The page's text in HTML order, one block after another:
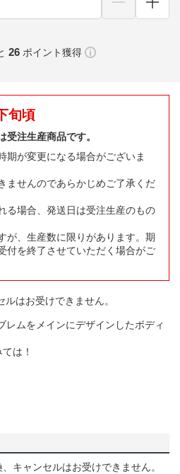
26 ポイント獲得
旬頃
受注生産商品です。
期が変更になる場合がございま
ませんのであらかじめご了承くだ
る場合、発送日は受注生産のもの
が、生産数に限りがあります。期
付を終了させていただく場合がご
はお受けできません。
レムをメインにデザインしたボディ
は！
キャンセルはお受けできません。